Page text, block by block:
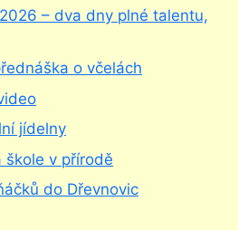
– dva dny plné talentu,
o včelách
jídelny
škole v přírodě
do Dřevnovic